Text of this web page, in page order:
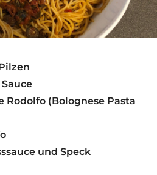
Rodolfo (Bolognese Pasta
und Speck